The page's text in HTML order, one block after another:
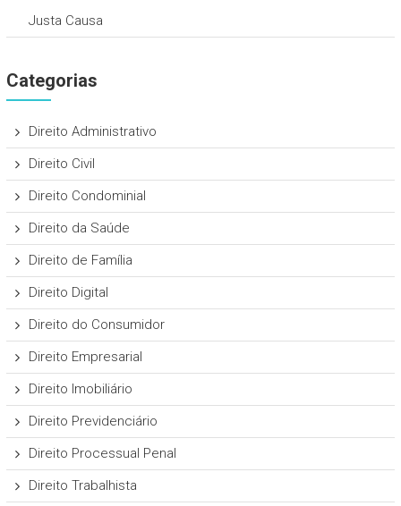
Justa Causa
Categorias
Direito Administrativo
Direito Civil
Direito Condominial
Direito da Saúde
Direito de Família
Direito Digital
Direito do Consumidor
Direito Empresarial
Direito Imobiliário
Direito Previdenciário
Direito Processual Penal
Direito Trabalhista